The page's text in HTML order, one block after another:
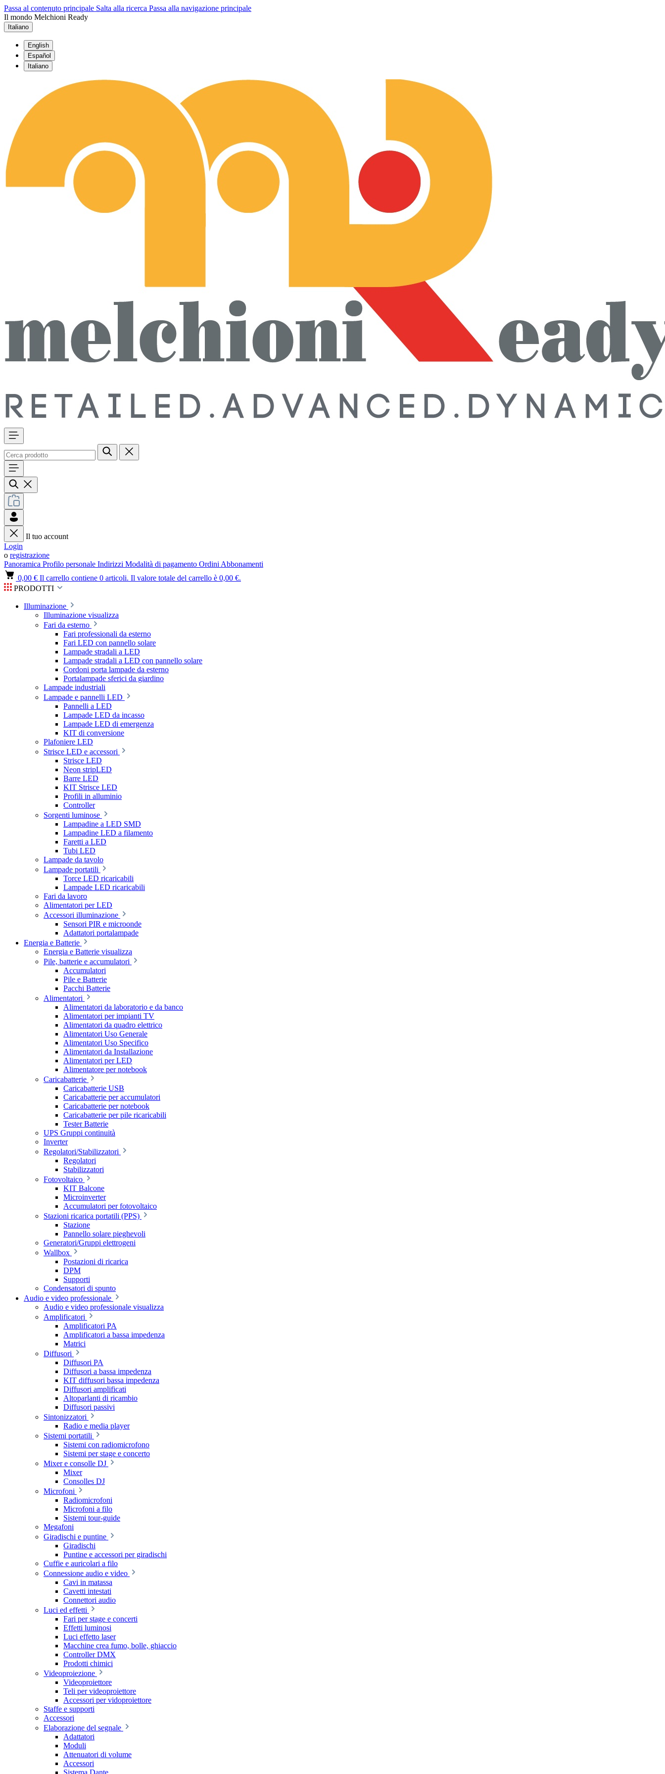
Passa al contenuto principale Salta alla ricerca Passa alla navigazione principale
Il mondo Melchioni Ready
Italiano
English
Español
Italiano
Il tuo account
Login
o registrazione
Panoramica Profilo personale Indirizzi Modalità di pagamento Ordini Abbonamenti
0,00 € Il carrello contiene 0 articoli. Il valore totale del carrello è 0,00 €.
PRODOTTI
Illuminazione
Illuminazione visualizza
Fari da esterno
Fari professionali da esterno
Fari LED con pannello solare
Lampade stradali a LED
Lampade stradali a LED con pannello solare
Cordoni porta lampade da esterno
Portalampade sferici da giardino
Lampade industriali
Lampade e pannelli LED
Pannelli a LED
Lampade LED da incasso
Lampade LED di emergenza
KIT di conversione
Plafoniere LED
Strisce LED e accessori
Strisce LED
Neon stripLED
Barre LED
KIT Strisce LED
Profili in alluminio
Controller
Sorgenti luminose
Lampadine a LED SMD
Lampadine LED a filamento
Faretti a LED
Tubi LED
Lampade da tavolo
Lampade portatili
Torce LED ricaricabili
Lampade LED ricaricabili
Fari da lavoro
Alimentatori per LED
Accessori illuminazione
Sensori PIR e microonde
Adattatori portalampade
Energia e Batterie
Energia e Batterie visualizza
Pile, batterie e accumulatori
Accumulatori
Pile e Batterie
Pacchi Batterie
Alimentatori
Alimentatori da laboratorio e da banco
Alimentatori per impianti TV
Alimentatori da quadro elettrico
Alimentatori Uso Generale
Alimentatori Uso Specifico
Alimentatori da Installazione
Alimentatori per LED
Alimentatore per notebook
Caricabatterie
Caricabatterie USB
Caricabatterie per accumulatori
Caricabatterie per notebook
Caricabatterie per pile ricaricabili
Tester Batterie
UPS Gruppi continuità
Inverter
Regolatori/Stabilizzatori
Regolatori
Stabilizzatori
Fotovoltaico
KIT Balcone
Microinverter
Accumulatori per fotovoltaico
Stazioni ricarica portatili (PPS)
Stazione
Pannello solare pieghevoli
Generatori/Gruppi elettrogeni
Wallbox
Postazioni di ricarica
DPM
Supporti
Condensatori di spunto
Audio e video professionale
Audio e video professionale visualizza
Amplificatori
Amplificatori PA
Amplificatori a bassa impedenza
Matrici
Diffusori
Diffusori PA
Diffusori a bassa impedenza
KIT diffusori bassa impedenza
Diffusori amplificati
Altoparlanti di ricambio
Diffusori passivi
Sintonizzatori
Radio e media player
Sistemi portatili
Sistemi con radiomicrofono
Sistemi per stage e concerto
Mixer e consolle DJ
Mixer
Consolles DJ
Microfoni
Radiomicrofoni
Microfoni a filo
Sistemi tour-guide
Megafoni
Giradischi e puntine
Giradischi
Puntine e accessori per giradischi
Cuffie e auricolari a filo
Connessione audio e video
Cavi in matassa
Cavetti intestati
Connettori audio
Luci ed effetti
Fari per stage e concerti
Effetti luminosi
Luci effetto laser
Macchine crea fumo, bolle, ghiaccio
Controller DMX
Prodotti chimici
Videoproiezione
Videoproiettore
Teli per videoproiettore
Accessori per vidoproiettore
Staffe e supporti
Accessori
Elaborazione del segnale
Adattatori
Moduli
Attenuatori di volume
Accessori
Sistema Dante